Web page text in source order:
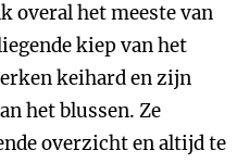
overal het meeste van
kiep van het
keihard en zijn
het blussen. Ze
overzicht en altijd te